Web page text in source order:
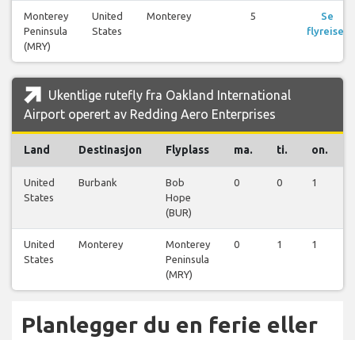
Monterey
Peninsula
(MRY)
United
States
Monterey 5
Se
flyreiser
Ukentlige rutefly fra Oakland International
Airport operert av Redding Aero Enterprises
Land Destinasjon Flyplass ma. ti. on.
United
States
Burbank
Bob
Hope
(BUR)
0 0 1
United
States
Monterey
Monterey
Peninsula
(MRY)
0 1 1
Planlegger du en ferie eller